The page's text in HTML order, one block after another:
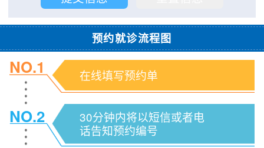
预约就诊流程图
NO.1 在线填写预约单
NO.2
30分钟内将以短信或者电
话告知预约编号